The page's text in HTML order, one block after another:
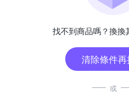
找不到商品嗎？換換
清除條件
或